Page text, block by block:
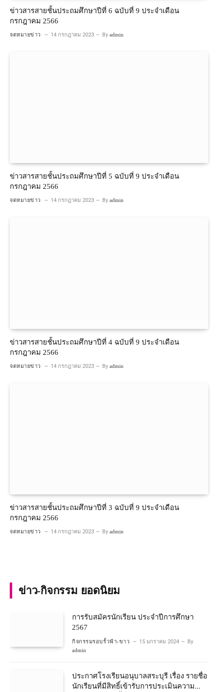
ข่าวสารสายชั้นประถมศึกษาปีที่ 6 ฉบับที่ 9 ประจำเดือน
กรกฎาคม 2566
จดหมายข่าว 14 กรกฎาคม 2023 By admin
ข่าวสารสายชั้นประถมศึกษาปีที่ 5 ฉบับที่ 9 ประจำเดือน
กรกฎาคม 2566
จดหมายข่าว 14 กรกฎาคม 2023 By admin
ข่าวสารสายชั้นประถมศึกษาปีที่ 4 ฉบับที่ 9 ประจำเดือน
กรกฎาคม 2566
จดหมายข่าว 14 กรกฎาคม 2023 By admin
ข่าวสารสายชั้นประถมศึกษาปีที่ 3 ฉบับที่ 9 ประจำเดือน
กรกฎาคม 2566
จดหมายข่าว 14 กรกฎาคม 2023 By admin
ข่าว-กิจกรรม ยอดนิยม
การรับสมัครนักเรียน ประจำปีการศึกษา
2567
กิจกรรมรอบรั้วฟ้า-ขาว 15 มกราคม 2024 By
admin
ประกาศโรงเรียนอนุบาลสระบุรี เรื่อง รายชื่อ
นักเรียนที่มีสิทธิ์เข้ารับการประเมินความ